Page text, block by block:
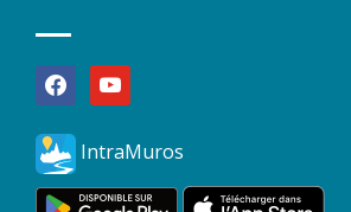
facebookyoutube
IntraMuros